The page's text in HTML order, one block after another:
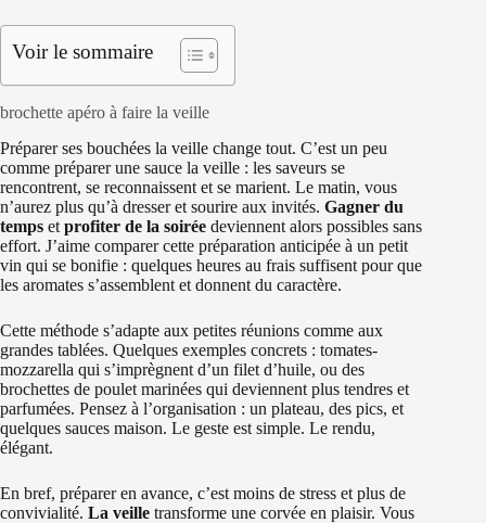
Voir le sommaire
brochette apéro à faire la veille
Préparer ses bouchées la veille change tout. C’est un peu
comme préparer une sauce la veille : les saveurs se
rencontrent, se reconnaissent et se marient. Le matin, vous
n’aurez plus qu’à dresser et sourire aux invités. Gagner du
temps et profiter de la soirée deviennent alors possibles sans
effort. J’aime comparer cette préparation anticipée à un petit
vin qui se bonifie : quelques heures au frais suffisent pour que
les aromates s’assemblent et donnent du caractère.
Cette méthode s’adapte aux petites réunions comme aux
grandes tablées. Quelques exemples concrets : tomates-
mozzarella qui s’imprègnent d’un filet d’huile, ou des
brochettes de poulet marinées qui deviennent plus tendres et
parfumées. Pensez à l’organisation : un plateau, des pics, et
quelques sauces maison. Le geste est simple. Le rendu,
élégant.
En bref, préparer en avance, c’est moins de stress et plus de
convivialité. La veille transforme une corvée en plaisir. Vous